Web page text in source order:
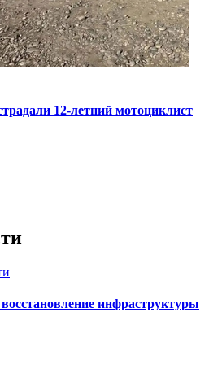
12-летний мотоциклист
инфраструктуры